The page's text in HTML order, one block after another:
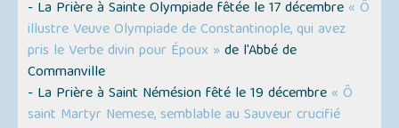
- La Prière à Sainte Olympiade fêtée le 17 décembre « Ô
illustre Veuve Olympiade de Constantinople, qui avez
pris le Verbe divin pour Époux » de l'Abbé de
Commanville
- La Prière à Saint Némésion fêté le 19 décembre « Ô
saint Martyr Nemese, semblable au Sauveur crucifié